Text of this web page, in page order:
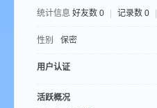
统计信息 好友数 0 记录数 0
性别 保密
用户认证
活跃概况